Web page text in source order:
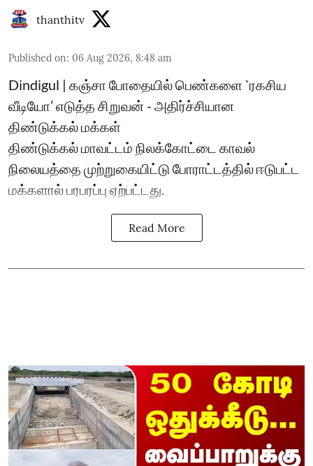
thanthitv
Published on: 06 Aug 2026, 8:48 am
Dindigul | கஞ்சா போதையில் பெண்களை `ரகசிய
வீடியோ’ எடுத்த சிறுவன் - அதிர்ச்சியான
திண்டுக்கல் மக்கள்
திண்டுக்கல் மாவட்டம் நிலக்கோட்டை காவல்
நிலையத்தை முற்றுகையிட்டு போராட்டத்தில் ஈடுபட்ட
மக்களால் பரபரப்பு ஏற்பட்டது.
Read More